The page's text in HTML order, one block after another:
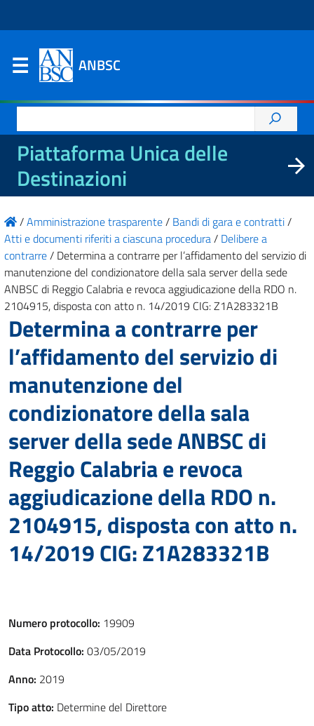
ANBSC
per:
Piattaforma Unica delle
Destinazioni
/Amministrazione trasparente/ Bandi di gara e contratti/
Atti e documenti riferiti a ciascuna procedura/ Delibere a
contrarre/ Determina a contrarre per l’affidamento del servizio di
manutenzione del condizionatore della sala server della sede
ANBSC di Reggio Calabria e revoca aggiudicazione della RDO n.
2104915, disposta con atto n. 14/2019 CIG: Z1A283321B
Determina a contrarre per
l’affidamento del servizio di
manutenzione del
condizionatore della sala
server della sede ANBSC di
Reggio Calabria e revoca
aggiudicazione della RDO n.
2104915, disposta con atto n.
14/2019 CIG: Z1A283321B
Numero protocollo: 19909
Data Protocollo: 03/05/2019
Anno: 2019
Tipo atto: Determine del Direttore